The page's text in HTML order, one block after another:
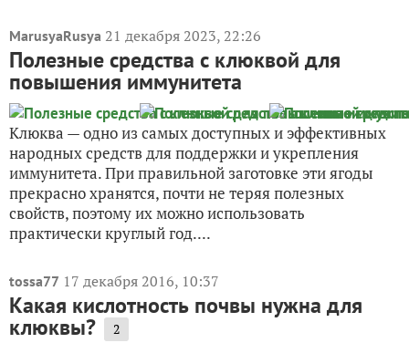
MarusyaRusya 21 декабря 2023, 22:26
Полезные средства с клюквой для
повышения иммунитета
Клюква — одно из самых доступных и эффективных
народных средств для поддержки и укрепления
иммунитета. При правильной заготовке эти ягоды
прекрасно хранятся, почти не теряя полезных
свойств, поэтому их можно использовать
практически круглый год....
tossa77 17 декабря 2016, 10:37
Какая кислотность почвы нужна для
клюквы? 2